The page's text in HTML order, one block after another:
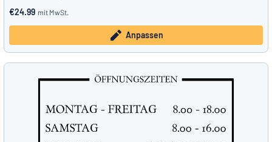
€24.99 mit MwSt.
Anpassen